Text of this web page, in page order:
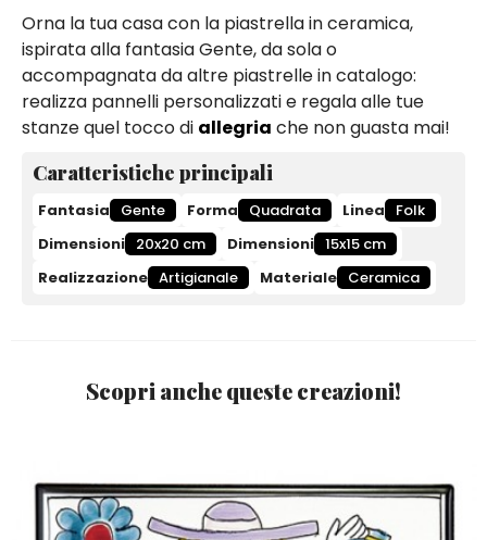
Orna la tua casa con la piastrella in ceramica,
ispirata alla fantasia Gente, da sola o
accompagnata da altre piastrelle in catalogo:
realizza pannelli personalizzati e regala alle tue
stanze quel tocco di allegria che non guasta mai!
Caratteristiche principali
Fantasia Gente Forma Quadrata Linea
Folk
Dimensioni 20x20 cm Dimensioni 15x15 cm
Realizzazione Artigianale Materiale Ceramica
Scopri anche queste creazioni!